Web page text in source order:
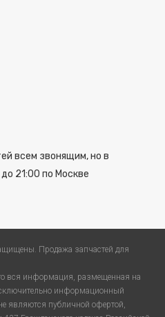
всем звонящим, но в
21:00 по Москве
Продажа запчастей для
вся информация, размещенная на
информационный
являются публичной офертой,